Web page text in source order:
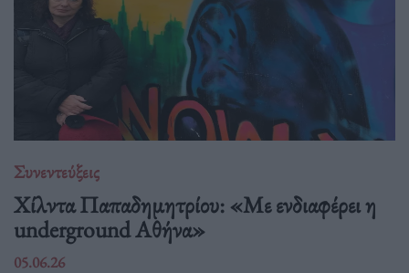
Συνεντεύξεις
Χίλντα Παπαδημητρίου: «Με ενδιαφέρει η
underground Αθήνα»
05.06.26